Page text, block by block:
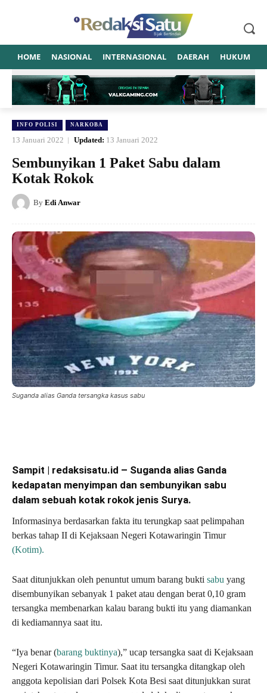
HOME NASIONAL INTERNASIONAL DAERAH HUKUM
INFO POLISI NARKOBA
13 Januari 2022 Updated: 13 Januari 2022
Sembunyikan 1 Paket Sabu dalam
Kotak Rokok
By Edi Anwar
Suganda alias Ganda tersangka kasus sabu
Sampit | redaksisatu.id – Suganda alias Ganda
kedapatan menyimpan dan sembunyikan sabu
dalam sebuah kotak rokok jenis Surya.
Informasinya berdasarkan fakta itu terungkap saat pelimpahan
berkas tahap II di Kejaksaan Negeri Kotawaringin Timur
(Kotim).
Saat ditunjukkan oleh penuntut umum barang bukti sabu yang
disembunyikan sebanyak 1 paket atau dengan berat 0,10 gram
tersangka membenarkan kalau barang bukti itu yang diamankan
di kediamannya saat itu.
“Iya benar (barang buktinya),” ucap tersangka saat di Kejaksaan
Negeri Kotawaringin Timur. Saat itu tersangka ditangkap oleh
anggota kepolisian dari Polsek Kota Besi saat ditunjukkan surat